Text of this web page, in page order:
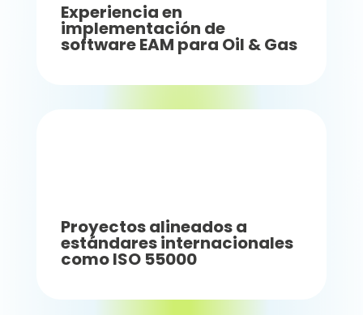
Experiencia en
implementación de
software EAM para Oil & Gas
Proyectos alineados a
estándares internacionales
como ISO 55000